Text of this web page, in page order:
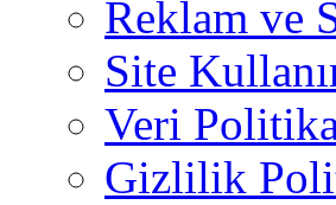
Reklam ve
Site
Veri
Gizlilik